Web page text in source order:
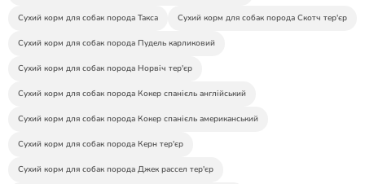
Сухий корм для собак порода Такса Сухий корм для собак порода Скотч тер'єр
Сухий корм для собак порода Пудель карликовий
Сухий корм для собак порода Норвіч тер'єр
Сухий корм для собак порода Кокер спанієль англійський
Сухий корм для собак порода Кокер спанієль американський
Сухий корм для собак порода Керн тер'єр
Сухий корм для собак порода Джек рассел тер'єр